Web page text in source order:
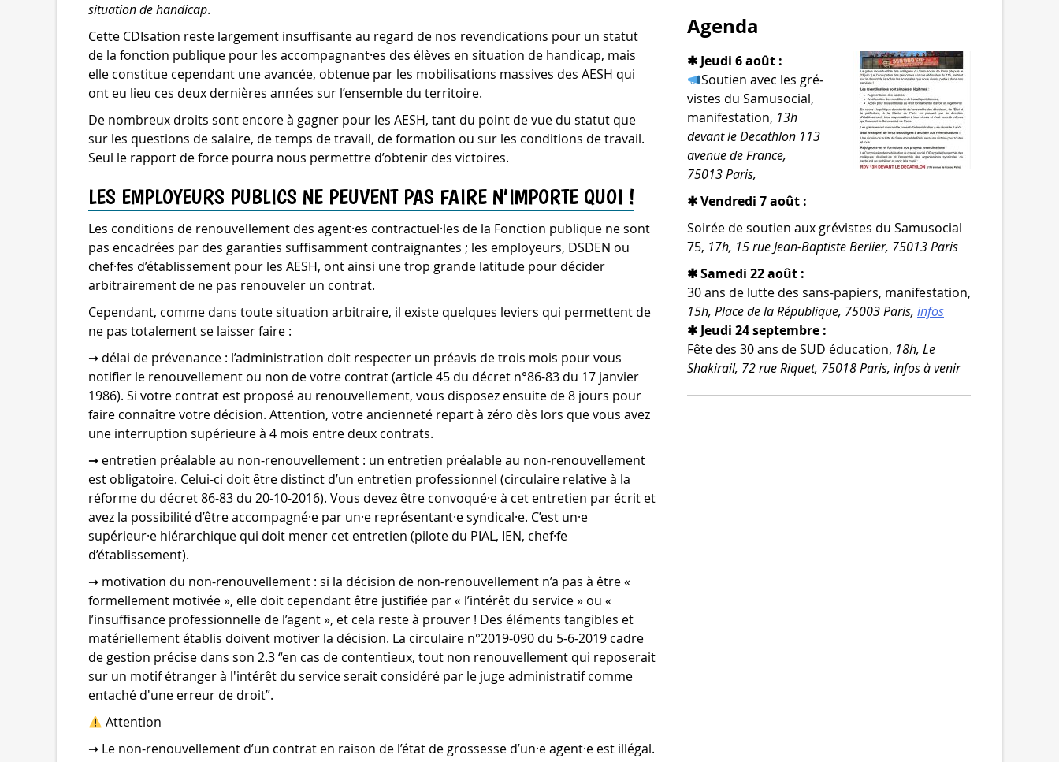
situation de handicap.
Cette CDIsation reste largement insuffisante au regard de nos revendications pour un statut
de la fonction publique pour les accompagnant·es des élèves en situation de handicap, mais
elle constitue cependant une avancée, obtenue par les mobilisations massives des AESH qui
ont eu lieu ces deux dernières années sur l’ensemble du territoire.
De nombreux droits sont encore à gagner pour les AESH, tant du point de vue du statut que
sur les questions de salaire, de temps de travail, de formation ou sur les conditions de travail.
Seul le rapport de force pourra nous permettre d’obtenir des victoires.
LES EMPLOYEURS PUBLICS NE PEUVENT PAS FAIRE N’IMPORTE QUOI !
Les conditions de renouvellement des agent·es contractuel·les de la Fonction publique ne sont
pas encadrées par des garanties suffisamment contraignantes ; les employeurs, DSDEN ou
chef·fes d’établissement pour les AESH, ont ainsi une trop grande latitude pour décider
arbitrairement de ne pas renouveler un contrat.
Cependant, comme dans toute situation arbitraire, il existe quelques leviers qui permettent de
ne pas totalement se laisser faire :
➞ délai de prévenance : l’administration doit respecter un préavis de trois mois pour vous
notifier le renouvellement ou non de votre contrat (article 45 du décret n°86-83 du 17 janvier
1986). Si votre contrat est proposé au renouvellement, vous disposez ensuite de 8 jours pour
faire connaître votre décision. Attention, votre ancienneté repart à zéro dès lors que vous avez
une interruption supérieure à 4 mois entre deux contrats.
➞ entretien préalable au non-renouvellement : un entretien préalable au non-renouvellement
est obligatoire. Celui-ci doit être distinct d’un entretien professionnel (circulaire relative à la
réforme du décret 86-83 du 20-10-2016). Vous devez être convoqué·e à cet entretien par écrit et
avez la possibilité d’être accompagné·e par un·e représentant·e syndical·e. C’est un·e
supérieur·e hiérarchique qui doit mener cet entretien (pilote du PIAL, IEN, chef·fe
d’établissement).
➞ motivation du non-renouvellement : si la décision de non-renouvellement n’a pas à être «
formellement motivée », elle doit cependant être justifiée par « l’intérêt du service » ou «
l’insuffisance professionnelle de l’agent », et cela reste à prouver ! Des éléments tangibles et
matériellement établis doivent motiver la décision. La circulaire n°2019-090 du 5-6-2019 cadre
de gestion précise dans son 2.3 “en cas de contentieux, tout non renouvellement qui reposerait
sur un motif étranger à l'intérêt du service serait considéré par le juge administratif comme
entaché d'une erreur de droit”.
Attention
➞ Le non-renouvellement d’un contrat en raison de l’état de grossesse d’un·e agent·e est illégal.
Agenda
✱ Jeudi 6 août :
Soutien avec les gré­
vistes du Samusocial,
mani­fes­ta­tion, 13h
devant le Decathlon 113
ave­nue de France,
75013 Paris,
✱ Vendredi 7 août :
Soirée de sou­tien aux gré­vistes du Samusocial
75, 17h, 15 rue Jean-​Baptiste Berlier, 75013 Paris
✱ Samedi 22 août :
30 ans de lutte des sans-​papiers, mani­fes­ta­tion,
15h, Place de la République, 75003 Paris, infos
✱ Jeudi 24 septembre :
Fête des 30 ans de SUD édu­ca­tion, 18h, Le
Shakirail, 72 rue Riquet, 75018 Paris, infos à venir